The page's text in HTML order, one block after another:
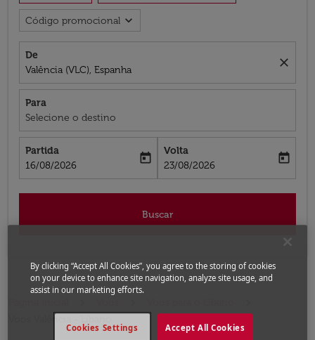
Código promocional expand_more
De
Valência (VLC), Espanha
close
Para
Selecione o destino
Partida
fc-booking-departure-date-aria-label
16/08/2026
today
Volta
fc-booking-return-date-aria-label
23/08/2026
today
Buscar
By clicking “Accept All Cookies”, you agree to the storing of cookies
on your device to enhance site navigation, analyze site usage, and
assist in our marketing efforts.
Accept All Cookies
Cookies Settings